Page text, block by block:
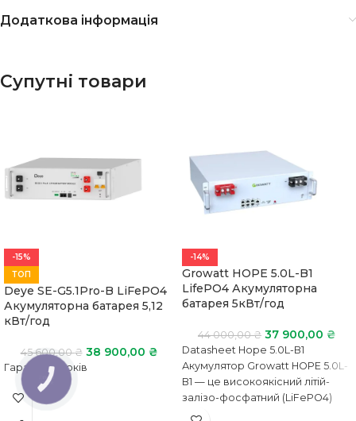
Додаткова інформація
Супутні товари
-15%
ТОП
Deye SE-G5.1Pro-B LiFePO4
Акумуляторна батарея 5,12
кВт/год
45 600,00₴ 38 900,00 ₴
Гарантія 5 років
-14%
Growatt HOPE 5.0L-B1
LifePO4 Акумуляторна
батарея 5кВт/год
44 000,00₴ 37 900,00 ₴
Datasheet Hope 5.0L-B1
Акумулятор Growatt HOPE 5.0L-
B1 — це високоякісний літій-
залізо-фосфатний (LiFePO4)
енергетичний накопичувач,
КНОПКА
ЗВ'ЯЗКУ